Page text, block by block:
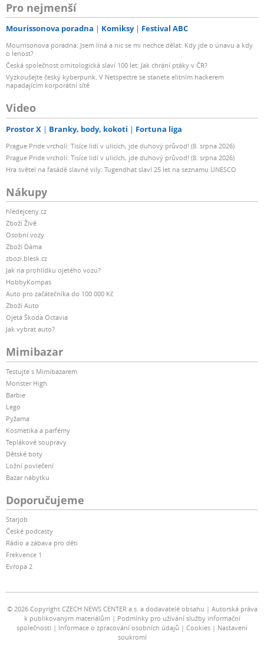
Pro nejmenší
Mourissonova poradna Komiksy Festival ABC
Mourrisonova poradna: Jsem líná a nic se mi nechce dělat: Kdy jde o únavu a kdy
o lenost?
Česká společnost ornitologická slaví 100 let: Jak chrání ptáky v ČR?
Vyzkoušejte český kyberpunk. V Netspectre se stanete elitním hackerem
napadajícím korporátní sítě
Video
Prostor X Branky, body, kokoti Fortuna liga
Prague Pride vrcholí: Tisíce lidí v ulicích, jde duhový průvod! (8. srpna 2026)
Prague Pride vrcholí: Tisíce lidí v ulicích, jde duhový průvod! (8. srpna 2026)
Hra světel na fasádě slavné vily: Tugendhat slaví 25 let na seznamu UNESCO
Nákupy
hledejceny.cz
Zboží Živě
Osobní vozy
Zboží Dáma
zbozi.blesk.cz
Jak na prohlídku ojetého vozu?
HobbyKompas
Auto pro začátečníka do 100 000 Kč
Zboží Auto
Ojetá Škoda Octavia
Jak vybrat auto?
Mimibazar
Testujte s Mimibazarem
Monster High
Barbie
Lego
Pyžama
Kosmetika a parfémy
Teplákové soupravy
Dětské boty
Ložní povlečení
Bazar nábytku
Doporučujeme
Starjob
České podcasty
Rádio a zábava pro děti
Frekvence 1
Evropa 2
© 2026 Copyright CZECH NEWS CENTER a.s. a dodavatelé obsahu
Autorská práva
k publikovaným materiálům
Podmínky pro užívání služby informační
společnosti
Informace o zpracování osobních údajů Cookies
Nastavení
soukromí